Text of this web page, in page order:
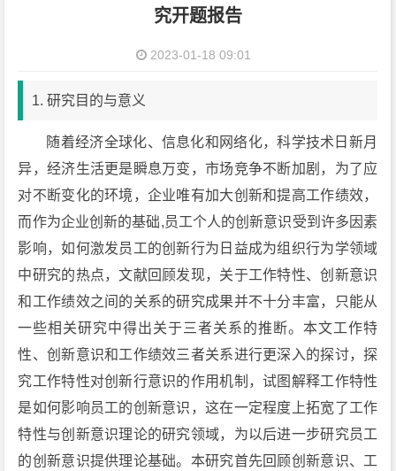
究开题报告
2023-01-18 09:01
1. 研究目的与意义
随着经济全球化、信息化和网络化，科学技术日新月
异，经济生活更是瞬息万变，市场竞争不断加剧，为了应
对不断变化的环境，企业唯有加大创新和提高工作绩效，
而作为企业创新的基础,员工个人的创新意识受到许多因素
影响，如何激发员工的创新行为日益成为组织行为学领域
中研究的热点，文献回顾发现，关于工作特性、创新意识
和工作绩效之间的关系的研究成果并不十分丰富，只能从
一些相关研究中得出关于三者关系的推断。本文工作特
性、创新意识和工作绩效三者关系进行更深入的探讨，探
究工作特性对创新行意识的作用机制，试图解释工作特性
是如何影响员工的创新意识，这在一定程度上拓宽了工作
特性与创新意识理论的研究领域，为以后进一步研究员工
的创新意识提供理论基础。本研究首先回顾创新意识、工